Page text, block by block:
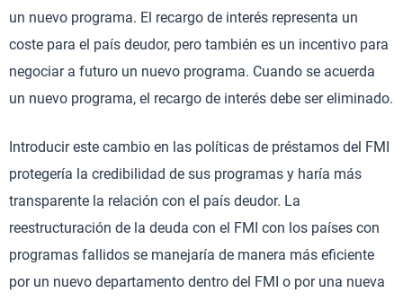
un nuevo programa. El recargo de interés representa un
coste para el país deudor, pero también es un incentivo para
negociar a futuro un nuevo programa. Cuando se acuerda
un nuevo programa, el recargo de interés debe ser eliminado.
Introducir este cambio en las políticas de préstamos del FMI
protegería la credibilidad de sus programas y haría más
transparente la relación con el país deudor. La
reestructuración de la deuda con el FMI con los países con
programas fallidos se manejaría de manera más eficiente
por un nuevo departamento dentro del FMI o por una nueva